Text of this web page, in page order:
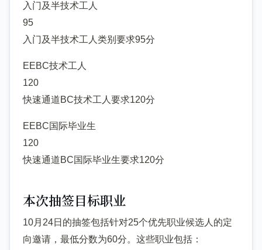
入门及半技术工人
95
入门及半技术工人类别要求95分
EEBC技术工人
120
快速通道BC技术工人要求120分
EEBC国际毕业生
120
快速通道BC国际毕业生要求120分
本次抽签目标职业
10月24日的抽签包括针对25个优先职业候选人的定
向邀请，最低分数为60分。这些职业包括：